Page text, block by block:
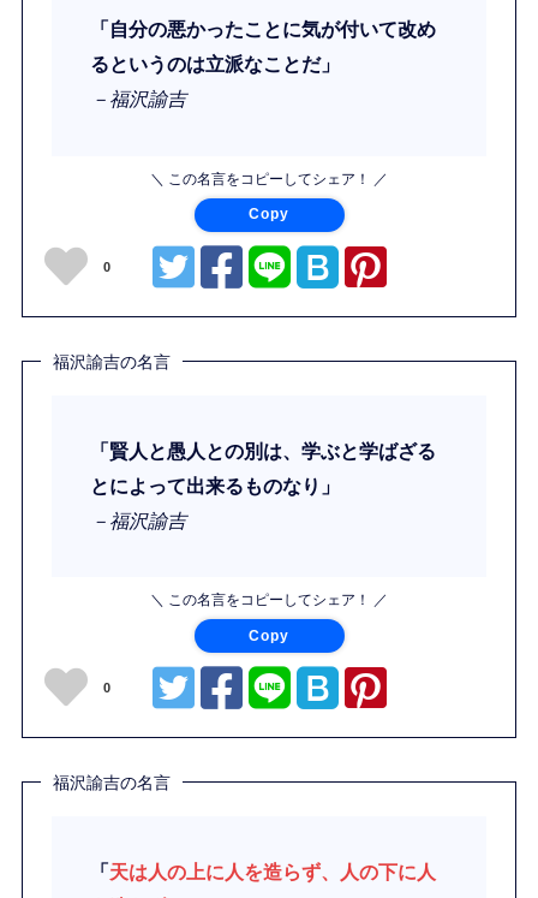
「自分の悪かったことに気が付いて改め
るというのは立派なことだ」
－福沢諭吉
＼ この名言をコピーしてシェア！ ／
Copy
0
福沢諭吉の名言
「賢人と愚人との別は、学ぶと学ばざる
とによって出来るものなり」
－福沢諭吉
＼ この名言をコピーしてシェア！ ／
Copy
0
福沢諭吉の名言
「天は人の上に人を造らず、人の下に人